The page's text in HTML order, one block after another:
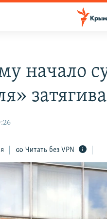
начало
Читать без VPN